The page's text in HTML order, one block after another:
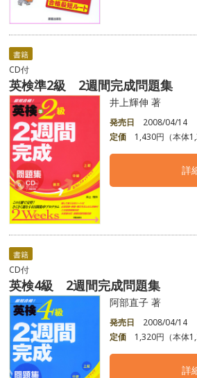
書籍
CD付
英検準2級 2週間完成問題集
井上輝伸 著
発売日
2008/04/14
定価
1,430円（本体
詳
書籍
CD付
英検4級 2週間完成問題集
阿部直子 著
発売日
2008/04/14
定価
1,320円（本体
詳